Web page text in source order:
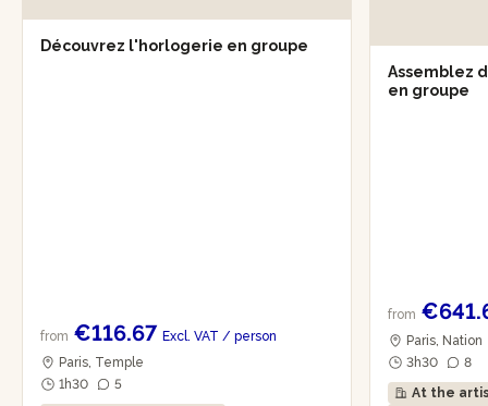
Découvrez l'horlogerie en groupe
from €116.67 Excl. VAT / person
Paris, Temple
1h30
5
Assemblez
en groupe
from
Paris, Nation
3h30
8
At the